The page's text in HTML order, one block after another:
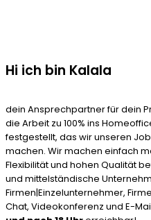
Hi ich bin Kalala
dein Ansprechpartner für dein
die Arbeit zu 100% ins
festgestellt, das wir unseren
machen. Wir machen einfach
Flexibilität und hohen Qualität
und mittelständische
Firmen|Einzelunternehmer,
Chat, Videokonferenz und E-